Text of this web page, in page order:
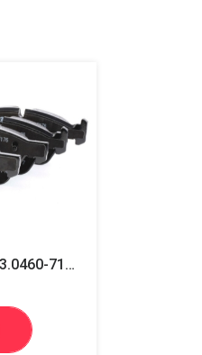
ATE pr.trinkelės (13.0460-7176.2)